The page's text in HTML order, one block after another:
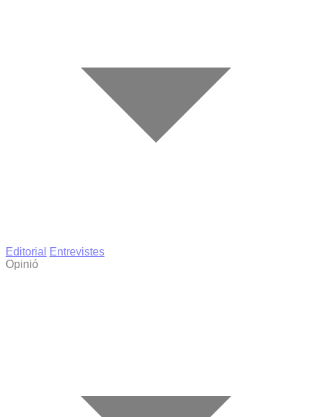
Editorial
Entrevistes
Opinió